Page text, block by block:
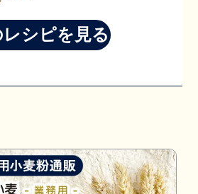
レシピを見る